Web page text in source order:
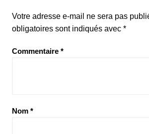
Votre adresse e-mail ne sera pas
obligatoires sont indiqués avec *
Commentaire *
Nom *